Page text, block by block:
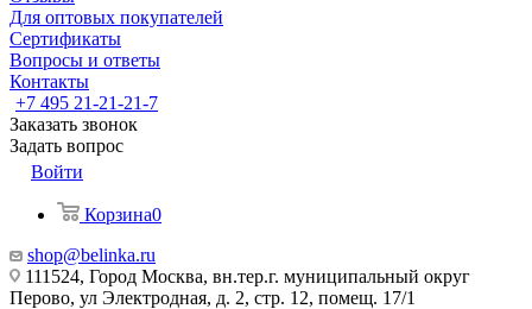
Для оптовых покупателей
Сертификаты
Вопросы и ответы
Контакты
+7 495 21-21-21-7
Заказать звонок
Задать вопрос
Войти
Корзина0
shop@belinka.ru
111524, Город Москва, вн.тер.г. муниципальный округ
Перово, ул Электродная, д. 2, стр. 12, помещ. 17/1